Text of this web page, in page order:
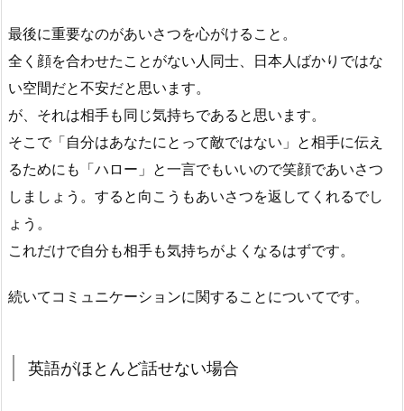
最後に重要なのがあいさつを心がけること。
全く顔を合わせたことがない人同士、日本人ばかりではな
い空間だと不安だと思います。
が、それは相手も同じ気持ちであると思います。
そこで「自分はあなたにとって敵ではない」と相手に伝え
るためにも「ハロー」と一言でもいいので笑顔であいさつ
しましょう。すると向こうもあいさつを返してくれるでし
ょう。
これだけで自分も相手も気持ちがよくなるはずです。
続いてコミュニケーションに関することについてです。
英語がほとんど話せない場合